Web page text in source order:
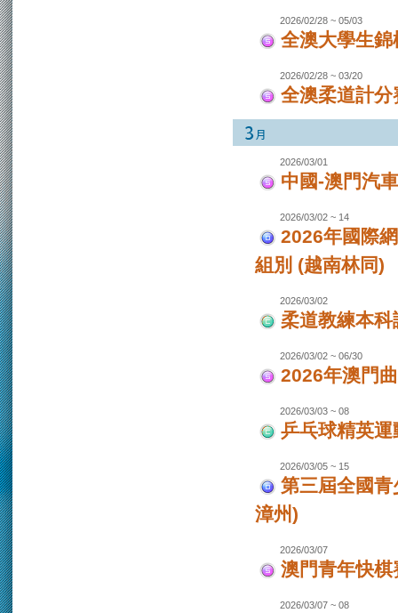
2026/02/28 ~ 05/03
全澳大學生
2026/02/28 ~ 03/20
全澳柔道計分
2026/03/01
中國-澳門汽
2026/03/02 ~ 14
2026年國際
組別 (越南林同)
2026/03/02
柔道教練本科
2026/03/02 ~ 06/30
2026年澳門
2026/03/03 ~ 08
乒乓球精英
2026/03/05 ~ 15
第三屆全國
漳州)
2026/03/07
澳門青年快棋
2026/03/07 ~ 08